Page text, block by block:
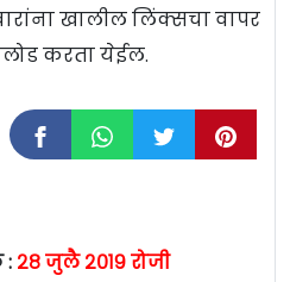
खालील लिंक्सचा वापर
करता येईल.
: २८ जुलै २०१९ रोजी